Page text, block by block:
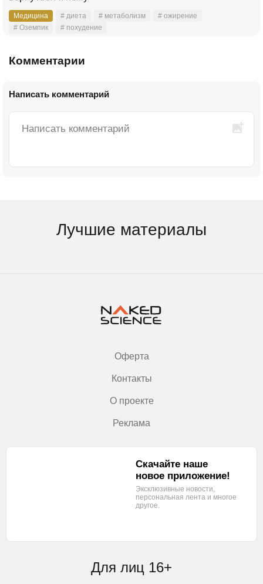
Медицина # диета # метаболизм
# ожирение
# Оземпик
# похудение
Комментарии
Написать комментарий
Лучшие материалы
Оферта
Контакты
О проекте
Реклама
Для лиц 16+
Скачайте наше
новое приложение!
Эксклюзивные новости,
персональная лента и многое
другое.